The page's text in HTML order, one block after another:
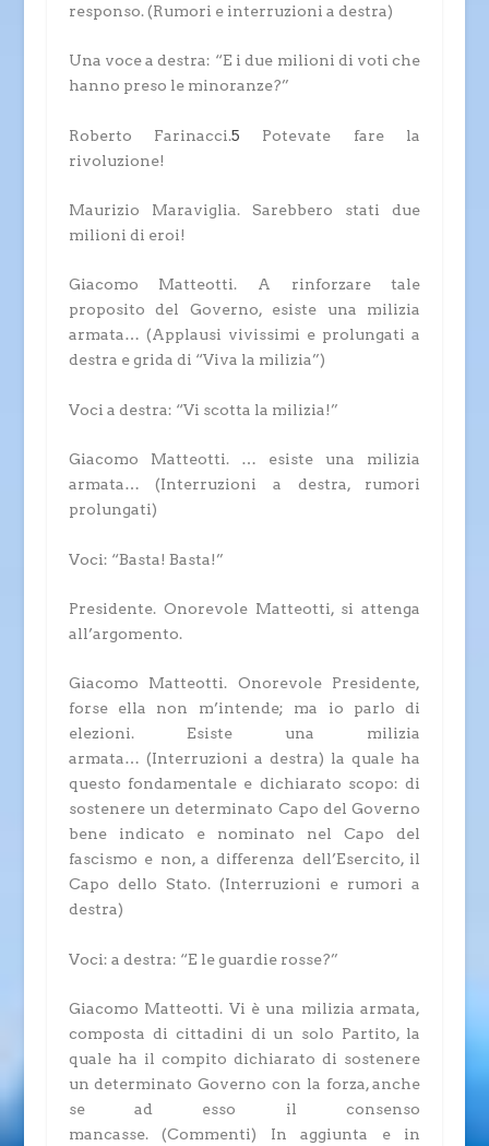
responso.(Rumori e interruzioni a destra)
Una voce a destra: “E i due milioni di voti che
hanno preso le minoranze?”
Roberto Farinacci.5 Potevate fare la
rivoluzione!
Maurizio Maraviglia.Sarebbero stati due
milioni di eroi!
Giacomo Matteotti. A rinforzare tale
proposito del Governo, esiste una milizia
armata… (Applausi vivissimi e prolungati a
destra e grida di “Viva la milizia”)
Voci a destra: “Vi scotta la milizia!”
Giacomo Matteotti.… esiste una milizia
armata…(Interruzioni a destra, rumori
prolungati)
Voci: “Basta! Basta!”
Presidente.Onorevole Matteotti, si attenga
all’argomento.
Giacomo Matteotti. Onorevole Presidente,
forse ella non m’intende; ma io parlo di
elezioni. Esiste una milizia
armata… (Interruzioni a destra) la quale ha
questo fondamentale e dichiarato scopo: di
sostenere un determinato Capo del Governo
bene indicato e nominato nel Capo del
fascismo e non, a differenza dell’Esercito, il
Capo dello Stato. (Interruzioni e rumori a
destra)
Voci: a destra: “E le guardie rosse?”
Giacomo Matteotti. Vi è una milizia armata,
composta di cittadini di un solo Partito, la
quale ha il compito dichiarato di sostenere
un determinato Governo con la forza, anche
se ad esso il consenso
mancasse.(Commenti) In aggiunta e in